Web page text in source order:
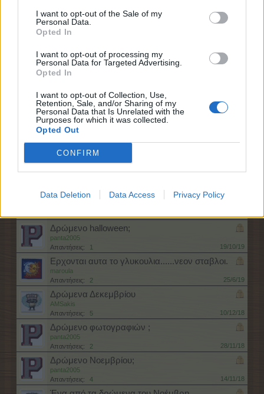
I want to opt-out of the Sale of my
Personal Data.
Opted In
I want to opt-out of processing my
Personal Data for Targeted Advertising.
Opted In
I want to opt-out of Collection, Use,
Retention, Sale, and/or Sharing of my
Personal Data that Is Unrelated with the
Purposes for which it was collected.
Opted Out
CONFIRM
Data Deletion Data Access Privacy Policy
ερχονται οι νουμπλονς!!!!!!!(και γιορτη της
μητερας)
εκτροφες!!!!!!!!!
soyla74
Τι νεα απ τα νησια;
αμφιθεα
Απαντήσεις:
2 16/3/20
νεο δρωμενο εκτροφης
Δρώμενο θερισμού;
panta2005
Σκανδιναβική Σάγκα
Δρώμενο halloween;
panta2005
Απαντήσεις:
1 19/10/19
Ερχονται αυτα το γλυκουλια......νεον σταβλοι.
maroula
Απαντήσεις:
2 25/6/19
Δρώμενα Δεκεμβρίου
AMSakis
Απαντήσεις:
5 10/12/18
Δρώμενο φωτογραφιών ;
panta2005
Απαντήσεις:
2 28/11/18
Δρώμενο Νοεμβρίου;
panta2005
Απαντήσεις:
4 14/11/18